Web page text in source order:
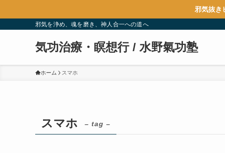
邪気抜き
邪気を浄め、魂を磨き、神人合一への道へ
気功治療・瞑想行 / 水野氣功塾
ホーム スマホ
スマホ – tag –